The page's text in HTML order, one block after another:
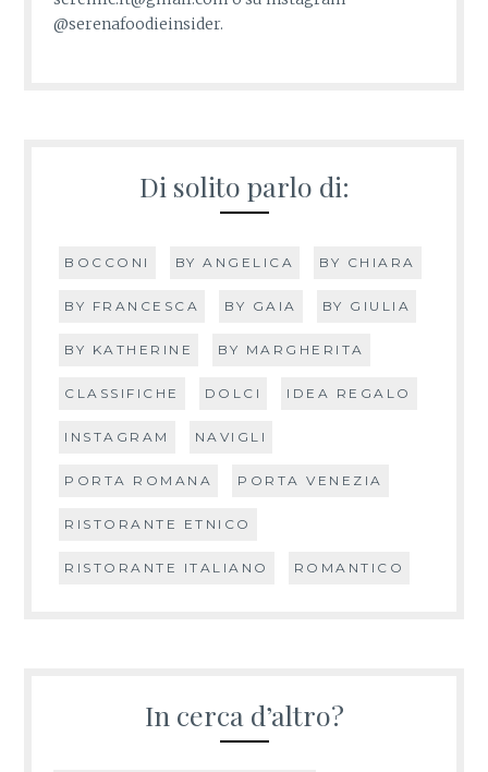
@serenafoodieinsider.
Di solito parlo di:
BOCCONI BY ANGELICA BY CHIARA
BY FRANCESCA BY GAIA BY GIULIA
BY KATHERINE BY MARGHERITA
CLASSIFICHE DOLCI IDEA REGALO
INSTAGRAM NAVIGLI
PORTA ROMANA PORTA VENEZIA
RISTORANTE ETNICO
RISTORANTE ITALIANO ROMANTICO
In cerca d’altro?